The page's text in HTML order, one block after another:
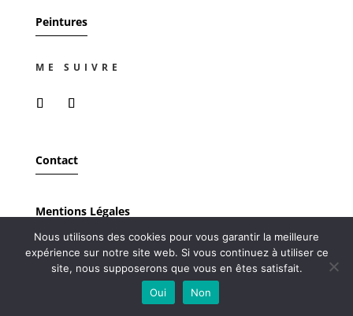
Peintures
ME SUIVRE
Contact
Mentions Légales
Nous utilisons des cookies pour vous garantir la meilleure
expérience sur notre site web. Si vous continuez à utiliser ce
site, nous supposerons que vous en êtes satisfait.
Oui
Non